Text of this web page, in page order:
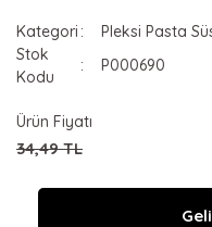
Kategori Pleksi Pasta
Stok
Kodu
P000690
Ürün Fiyatı
34,49 TL